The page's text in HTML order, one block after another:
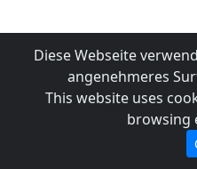
Diese Webseite
angenehmeres
This website uses
browsing